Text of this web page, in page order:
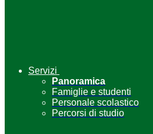
Servizi
Panoramica
Famiglie e studenti
Personale scolastico
Percorsi di studio